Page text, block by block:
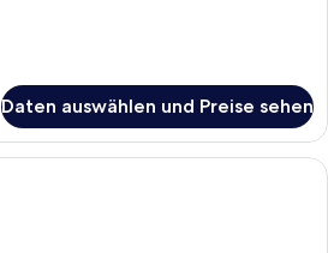
Daten auswählen und Preise sehen